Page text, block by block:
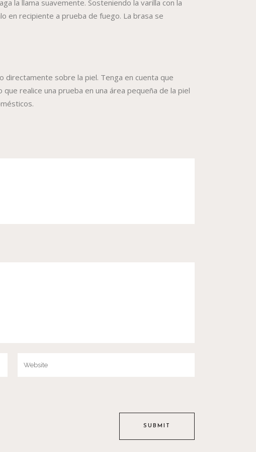
la llama suavemente. Sosteniendo la varilla con la
en recipiente a prueba de fuego. La brasa se
directamente sobre la piel. Tenga en cuenta que
realice una prueba en una área pequeña de la piel